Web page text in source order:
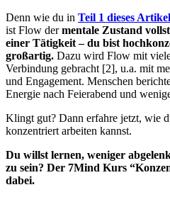
Denn wie du in Teil 1 dieses
ist Flow dermentale Zustand
einer Tätigkeit – du bist
großartig. Dazu wird Flow mit
Verbindung gebracht [2], u.a. mit
und Engagement. Menschen
Energie nach Feierabend und
Klingt gut? Dann erfahre jetzt, wie
konzentriert arbeiten kannst.
Du willst lernen, weniger
zu sein? Der 7Mind Kurs
dabei.